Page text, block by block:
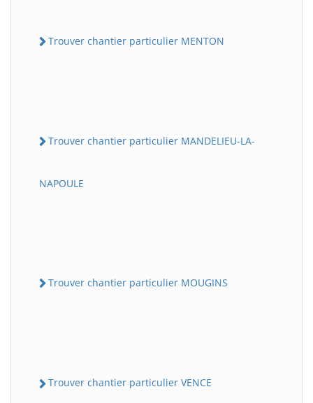
Trouver chantier particulier MENTON
Trouver chantier particulier MANDELIEU-LA-
NAPOULE
Trouver chantier particulier MOUGINS
Trouver chantier particulier VENCE